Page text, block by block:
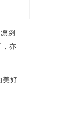
冽
，亦
美好